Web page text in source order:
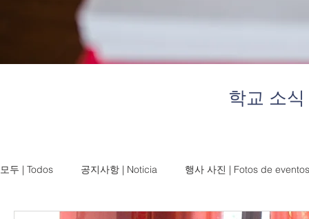
학교 소식
모두 | Todos 공지사항 | Noticia 행사 사진 | Fotos de eventos